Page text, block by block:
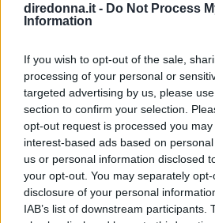
diredonna.it - Do Not Process
Information
If you wish to opt-out of the sale,
processing of your personal or
targeted advertising by us, please
section to confirm your selection.
opt-out request is processed you
interest-based ads based on
us or personal information disclosed
your opt-out. You may separately
disclosure of your personal
IAB’s list of downstream participants.
SPETTACOLO
Cambio della